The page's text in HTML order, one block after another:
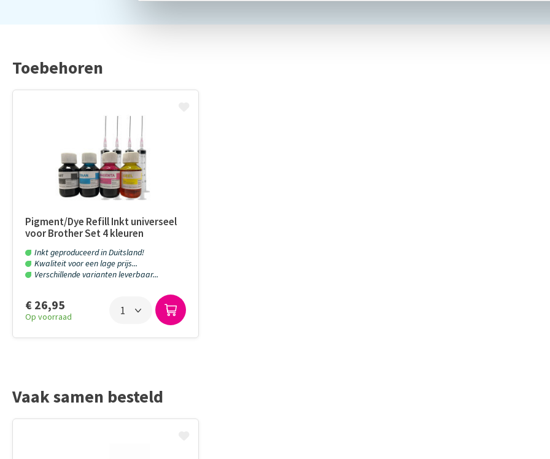
Toebehoren
Pigment/Dye Refill Inkt universeel
voor Brother Set 4 kleuren
Inkt geproduceerd in Duitsland!
Kwaliteit voor een lage prijs...
Verschillende varianten leverbaar...
€ 26,95
Op voorraad
Vaak samen besteld